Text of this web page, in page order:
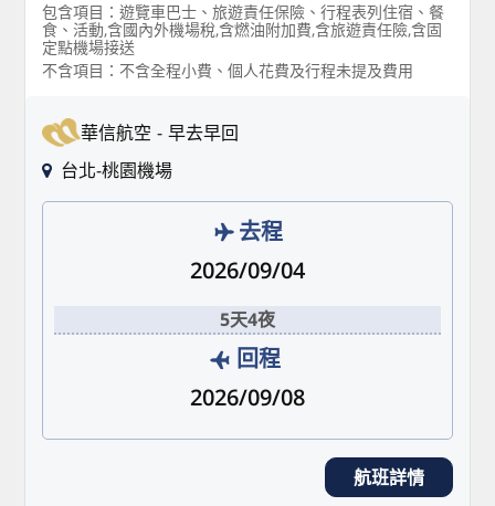
包含項目：遊覽車巴士、旅遊責任保險、行程表列住宿、餐
食、活動,含國內外機場稅,含燃油附加費,含旅遊責任險,含固
定點機場接送
不含項目：不含全程小費、個人花費及行程未提及費用
華信航空
早去早回
台北-桃園機場
去程
2026/09/04
5天4夜
回程
2026/09/08
航班詳情